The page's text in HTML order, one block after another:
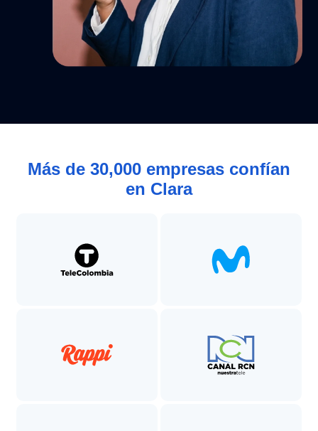
Más de 30,000 empresas confían
en Clara